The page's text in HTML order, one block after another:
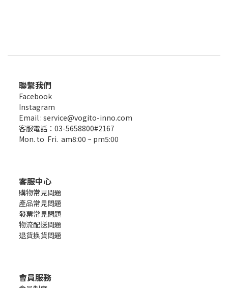
聯繫我們
Facebook
Instagram
Email : service@vogito-inno.com
客服電話：03-5658800#2167
Mon. to Fri. am8:00 ~ pm5:00
客服中心
購物常見問題
產品常見問題
發票常見問題
物流配送問題
退貨換貨問題
會員服務